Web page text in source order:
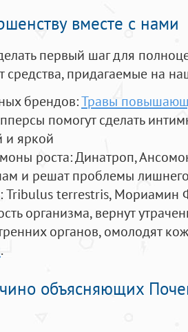
вместе с нами
первый шаг для
средства, придагаемые на
брендов:Травы
помогут сделать
и яркой
роста: Динатроп,
и решат проблемы
Tribulus terrestris, Мориамин
организма, вернут
органов, омолодят
.
объясняющих